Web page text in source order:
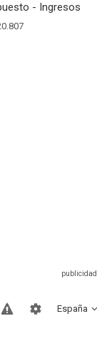
- Ingresos
España